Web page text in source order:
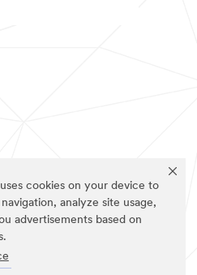
cookies on your device to
analyze site usage,
advertisements based on